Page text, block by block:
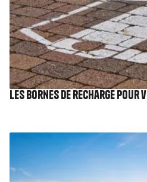
Les bornes de recharge
Image